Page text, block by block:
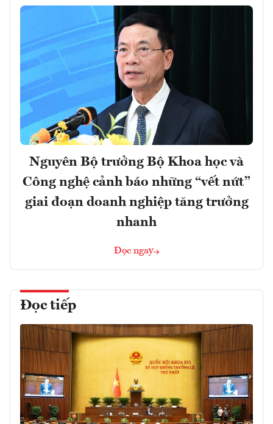
Nguyên Bộ trưởng Bộ Khoa học và
Công nghệ cảnh báo những “vết nứt”
giai đoạn doanh nghiệp tăng trưởng
nhanh
Đọc ngay
Đọc tiếp